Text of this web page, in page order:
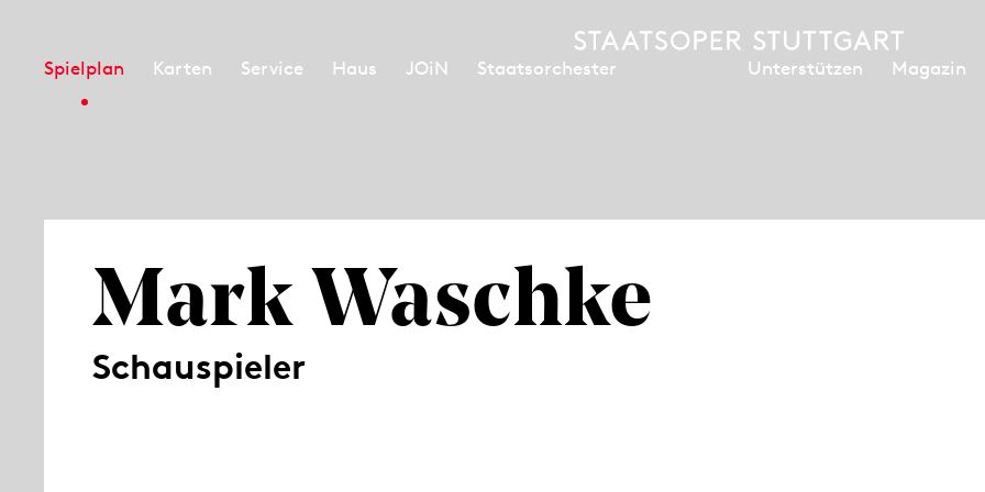
Spielplan Karten Service Haus JOiN Staatsorchester Unterstützen Magazin
Mark Waschke
Schauspieler